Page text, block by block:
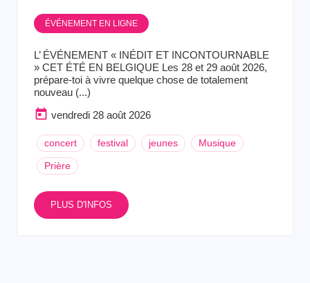
ÉVÉNEMENT EN LIGNE
L’ ÉVÉNEMENT « INÉDIT ET INCONTOURNABLE
» CET ÉTÉ EN BELGIQUE Les 28 et 29 août 2026,
prépare-toi à vivre quelque chose de totalement
nouveau (...)
vendredi 28 août 2026
concert festival jeunes Musique
Prière
PLUS D'INFOS